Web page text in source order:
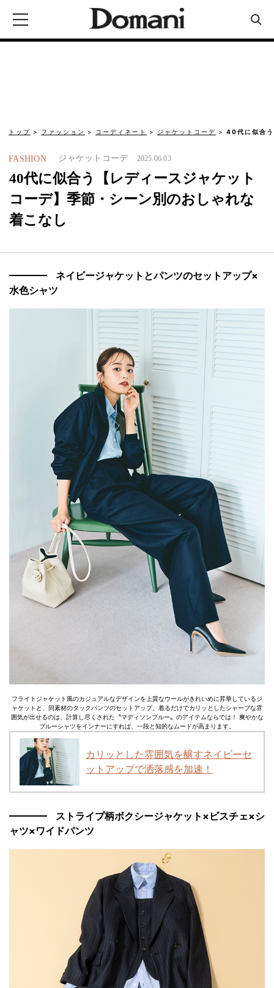
トップ ファッション コーディネート ジャケットコーデ 40代に似合
FASHION ジャケットコーデ 2025.06.03
40代に似合う【レディースジャケット
コーデ】季節・シーン別のおしゃれな
着こなし
ネイビージャケットとパンツのセットアップ×
水色シャツ
フライトジャケット風のカジュアルなデザインを上質なウールがきれいめに昇華しているジ
ャケットと、同素材のタックパンツのセットアップ。着るだけでカリッとしたシャープな雰
囲気が出せるのは、計算し尽くされた〝マディソンブルー〟のアイテムならでは！ 爽やかな
ブルーシャツをインナーにすれば、一段と知的なムードが高まります。
カリッとした雰囲気を醸すネイビーセ
ットアップで洒落感を加速！
ストライプ柄ボクシージャケット×ビスチェ×シ
ャツ×ワイドパンツ